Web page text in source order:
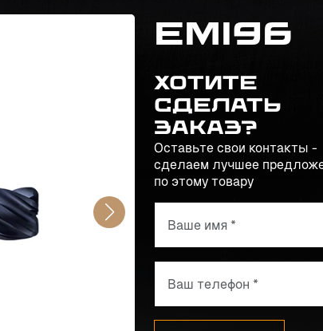
EMI96
Хотите
сделать
заказ?
Оставьте свои контакты -
сделаем лучшее
по этому товару